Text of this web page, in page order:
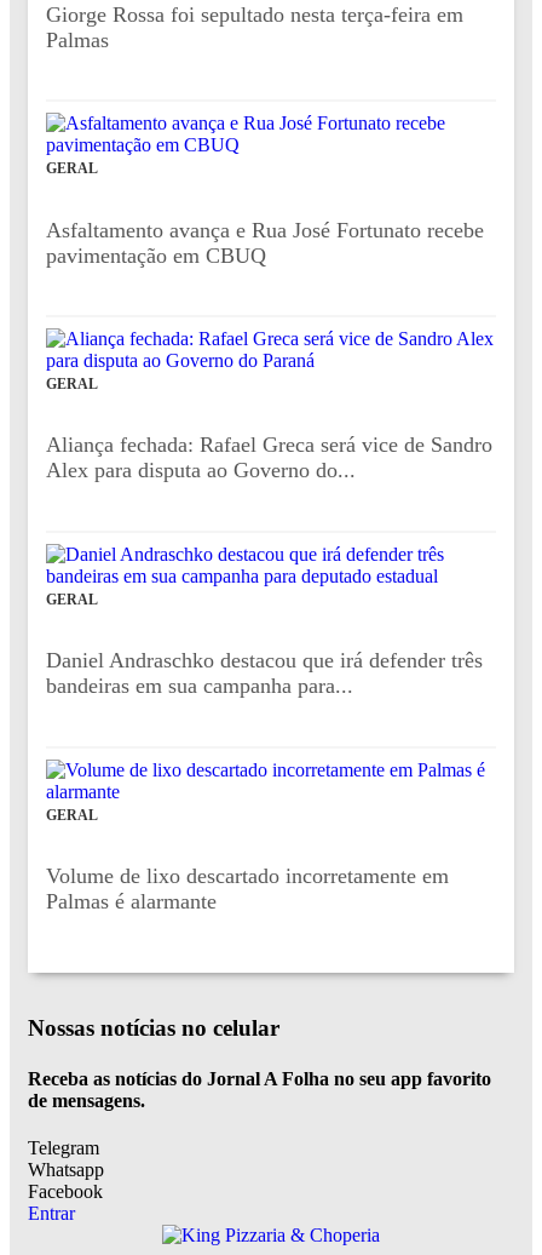
Giorge Rossa foi sepultado nesta terça-feira em
Palmas
GERAL
Asfaltamento avança e Rua José Fortunato recebe
pavimentação em CBUQ
GERAL
Aliança fechada: Rafael Greca será vice de Sandro
Alex para disputa ao Governo do...
GERAL
Daniel Andraschko destacou que irá defender três
bandeiras em sua campanha para...
GERAL
Volume de lixo descartado incorretamente em
Palmas é alarmante
Nossas notícias no celular
Receba as notícias do Jornal A Folha no seu app favorito
de mensagens.
Telegram
Whatsapp
Facebook
Entrar